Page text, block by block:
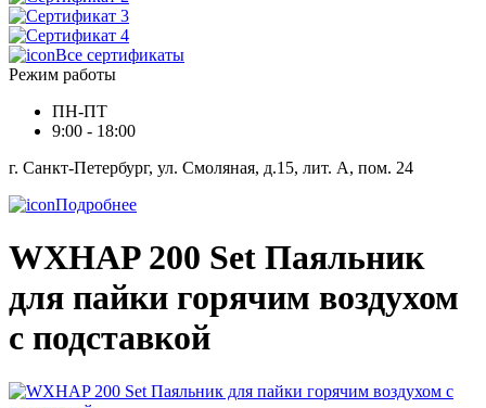
Все сертификаты
Режим работы
ПН-ПТ
9:00 - 18:00
г. Санкт-Петербург, ул. Смоляная, д.15, лит. А, пом. 24
Подробнее
WXHAP 200 Set Паяльник
для пайки горячим воздухом
с подставкой